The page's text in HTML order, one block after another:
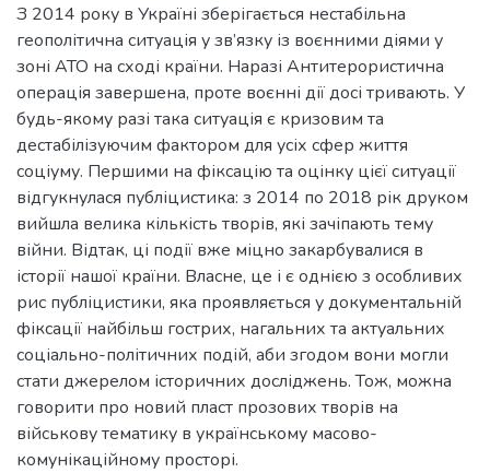
З 2014 року в Україні зберігається нестабільна
геополітична ситуація у зв’язку із воєнними діями у
зоні АТО на сході країни. Наразі Антитерористична
операція завершена, проте воєнні дії досі тривають. У
будь-якому разі така ситуація є кризовим та
дестабілізуючим фактором для усіх сфер життя
соціуму. Першими на фіксацію та оцінку цієї ситуації
відгукнулася публіцистика: з 2014 по 2018 рік друком
вийшла велика кількість творів, які зачіпають тему
війни. Відтак, ці події вже міцно закарбувалися в
історії нашої країни. Власне, це і є однією з особливих
рис публіцистики, яка проявляється у документальній
фіксації найбільш гострих, нагальних та актуальних
соціально-політичних подій, аби згодом вони могли
стати джерелом історичних досліджень. Тож, можна
говорити про новий пласт прозових творів на
військову тематику в українському масово-
комунікаційному просторі.